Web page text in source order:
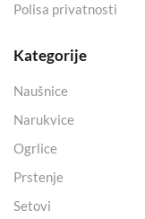
Polisa privatnosti
Kategorije
Naušnice
Narukvice
Ogrlice
Prstenje
Setovi